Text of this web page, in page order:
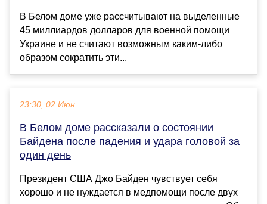
В Белом доме уже рассчитывают на выделенные
45 миллиардов долларов для военной помощи
Украине и не считают возможным каким-либо
образом сократить эти...
23:30, 02 Июн
В Белом доме рассказали о состоянии
Байдена после падения и удара головой за
один день
Президент США Джо Байден чувствует себя
хорошо и не нуждается в медпомощи после двух